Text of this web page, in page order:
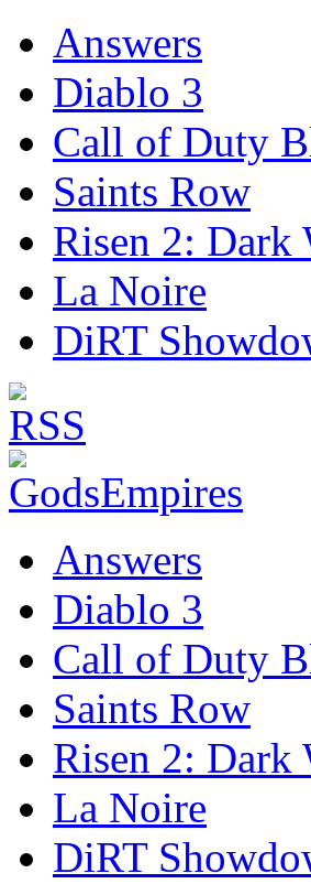
Answers
Diablo 3
Call of Duty
Saints Row
Risen 2: Dark
La Noire
DiRT
Answers
Diablo 3
Call of Duty
Saints Row
Risen 2: Dark
La Noire
DiRT